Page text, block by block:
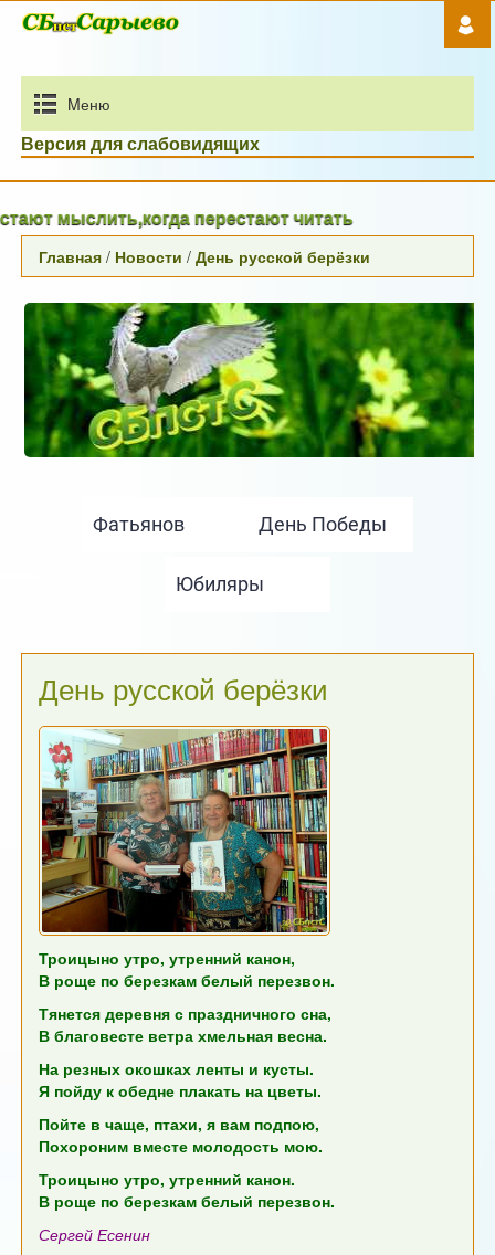
Mеню
Версия для слабовидящих
мыслить,когда перестают читать
Главная / Новости /День русской берёзки
День русской берёзки
Троицыно утро, утренний канон,
В роще по березкам белый перезвон.
Тянется деревня с праздничного сна,
В благовесте ветра хмельная весна.
На резных окошках ленты и кусты.
Я пойду к обедне плакать на цветы.
Пойте в чаще, птахи, я вам подпою,
Похороним вместе молодость мою.
Троицыно утро, утренний канон.
В роще по березкам белый перезвон.
Сергей Есенин